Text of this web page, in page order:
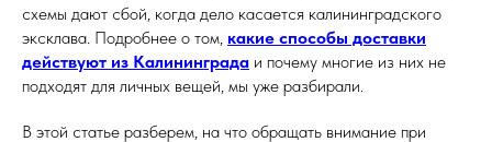
схемы дают сбой, когда дело касается калининградского
эксклава. Подробнее о том, какие способы доставки
действуют из Калининграда и почему многие из них не
подходят для личных вещей, мы уже разбирали.
В этой статье разберем, на что обращать внимание при